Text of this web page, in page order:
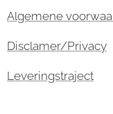
Algemene
Disclamer/Privacy
Leveringstraject